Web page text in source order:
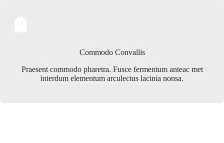
Commodo Convallis
Praesent commodo pharetra. Fusce fermentum anteac met
interdum elementum arculectus lacinia nonsa.